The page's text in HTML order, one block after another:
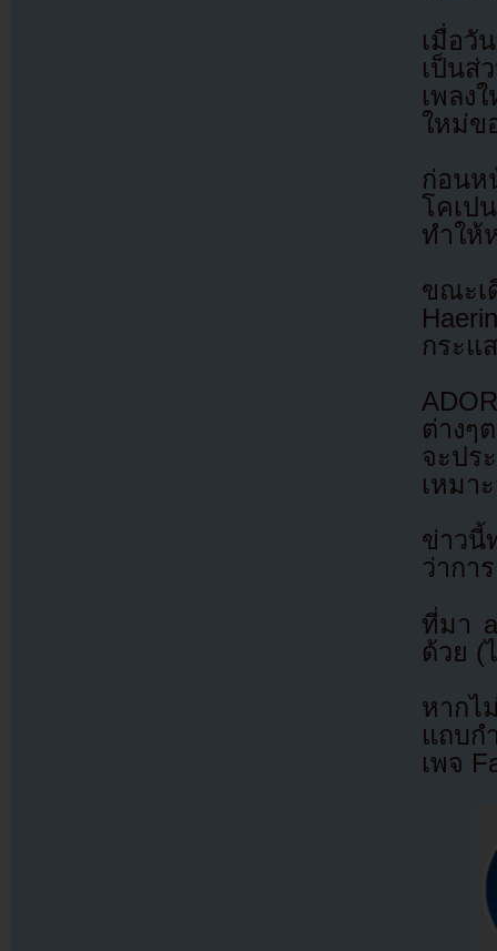
เมื่อวั
เป็นส่
เพลง
ใหม่ข
ก่อนห
โคเป
ทำให้
ขณะเ
กระแ
ต่างๆ
จะปร
เหมา
ข่าวนี้
ว่ากา
ที่มา
ด้วย (
หากไ
แถบก
เพจ